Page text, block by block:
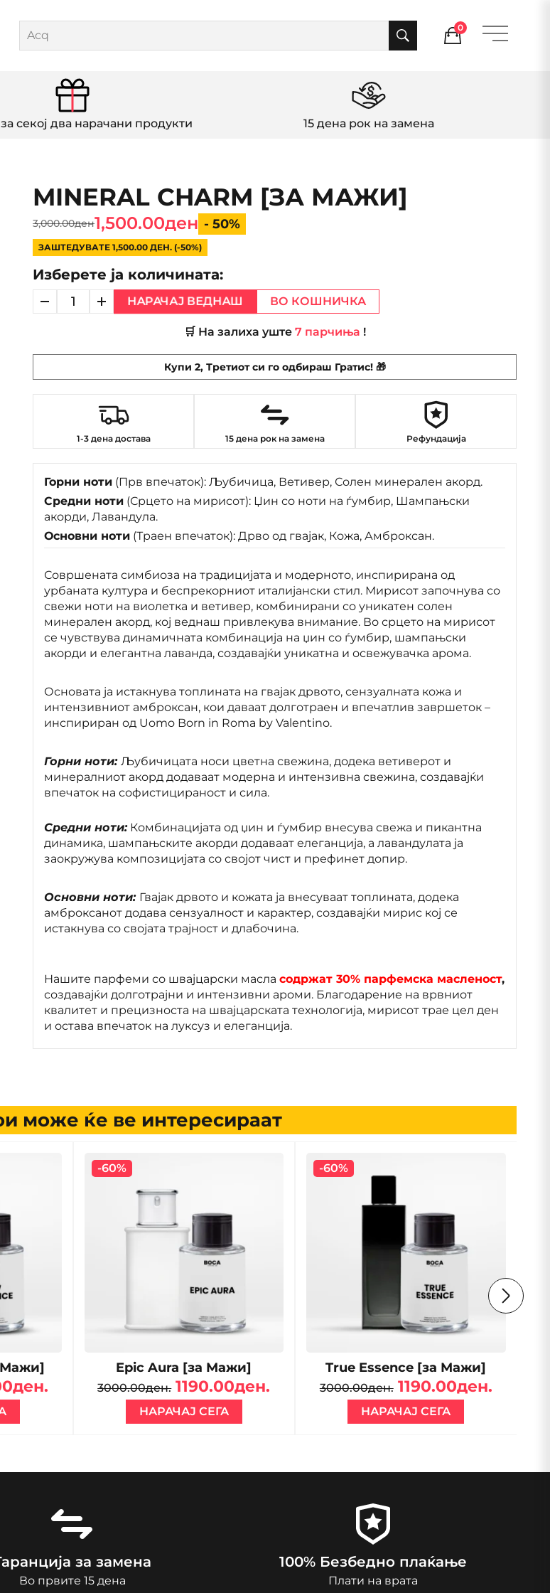
0
секој два нарачани продукти 15 дена рок на замена
MINERAL CHARM [ЗА МАЖИ]
3,000.00ден1,500.00ден - 50%
ЗАШТЕДУВАТЕ 1,500.00 ДЕН. (-50%)
Изберете ја количината:
НАРАЧАЈ ВЕДНАШ ВО КОШНИЧКА
🛒 На залиха уште 7 парчиња !
Купи 2, Третиот си го одбираш Гратис! 🎁
1-3 дена достава 15 дена рок на замена Рефундација
Горни ноти (Прв впечаток): Љубичица, Ветивер, Солен минерален акорд.
Средни ноти (Срцето на мирисот): Џин со ноти на ѓумбир, Шампањски
акорди, Лавандула.
Основни ноти (Траен впечаток): Дрво од гвајак, Кожа, Амброксан.
Совршената симбиоза на традицијата и модерното, инспирирана од
урбаната култура и беспрекорниот италијански стил. Мирисот започнува со
свежи ноти на виолетка и ветивер, комбинирани со уникатен солен
минерален акорд, кој веднаш привлекува внимание. Во срцето на мирисот
се чувствува динамичната комбинација на џин со ѓумбир, шампањски
акорди и елегантна лаванда, создавајќи уникатна и освежувачка арома.
Основата ја истакнува топлината на гвајак дрвото, сензуалната кожа и
интензивниот амброксан, кои даваат долготраен и впечатлив завршеток –
инспириран од Uomo Born in Roma by Valentino.
Горни ноти:Љубичицата носи цветна свежина, додека ветиверот и
минералниот акорд додаваат модерна и интензивна свежина, создавајќи
впечаток на софистицираност и сила.
Средни ноти:Комбинацијата од џин и ѓумбир внесува свежа и пикантна
динамика, шампањските акорди додаваат елеганција, а лавандулата ја
заокружува композицијата со својот чист и префинет допир.
Основни ноти: Гвајак дрвото и кожата ја внесуваат топлината, додека
амброксанот додава сензуалност и карактер, создавајќи мирис кој се
истакнува со својата трајност и длабочина.
Нашите парфеми со швајцарски масласодржат 30% парфемска масленост,
создавајќи долготрајни и интензивни ароми. Благодарение на врвниот
квалитет и прецизноста на швајцарската технологија, мирисот трае цел ден
и остава впечаток на луксуз и елеганција.
може ќе ве интересираат
Мажи]
-60%
Epic Aura [за Мажи]
3000.00ден. 1190.00ден.
НАРАЧАЈ СЕГА
-60%
True Essence [за Мажи]
3000.00ден. 1190.00ден.
НАРАЧАЈ СЕГА
за замена
Во првите 15 дена
100% Безбедно плаќање
Плати на врата